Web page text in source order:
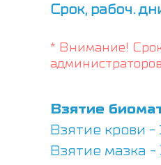
Срок, рабоч.
* Внимание!
Взятие
Взятие крови -
Взятие мазка